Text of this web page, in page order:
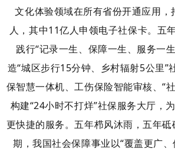
文化体验领域在所有省份开通应用
人，其中11亿人申领电子社保卡。 五
践行“记录一生、保障一生、服务一
造“城区步行15分钟、乡村辐射5公里”
保智慧一体机、工伤保险智能审核、“
构建“24小时不打烊”社保服务大厅，
更快捷的服务。五年栉风沐雨，五年砥
期，我国社会保障事业以“覆盖更广